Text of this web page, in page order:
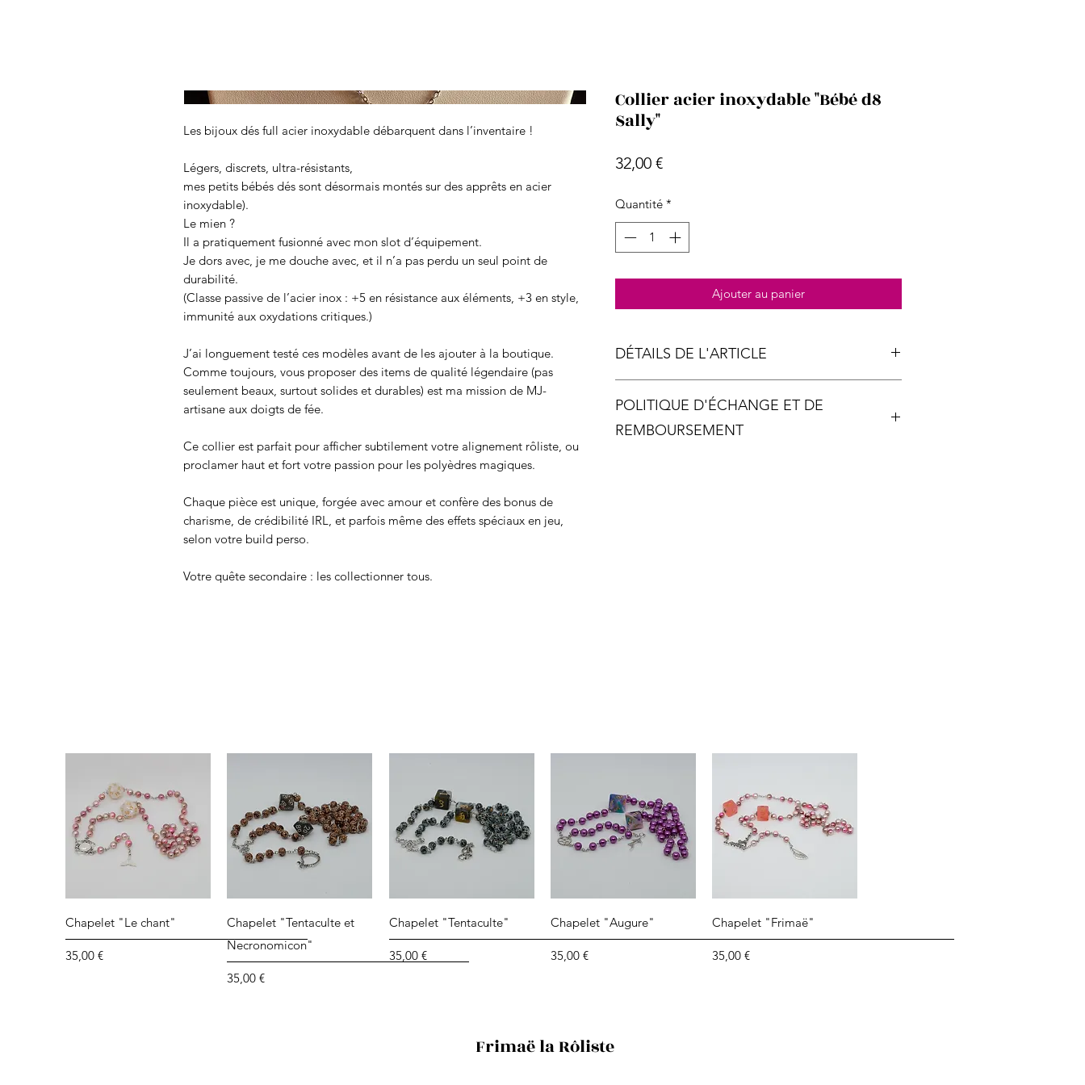
Les bijoux dés full acier inoxydable débarquent dans l’inventaire !
Légers, discrets, ultra-résistants,
mes petits bébés dés sont désormais montés sur des apprêts en acier
inoxydable).
Le mien ?
Il a pratiquement fusionné avec mon slot d’équipement.
Je dors avec, je me douche avec, et il n’a pas perdu un seul point de
durabilité.
(Classe passive de l’acier inox : +5 en résistance aux éléments, +3 en style,
immunité aux oxydations critiques.)
J’ai longuement testé ces modèles avant de les ajouter à la boutique.
Comme toujours, vous proposer des items de qualité légendaire (pas
seulement beaux, surtout solides et durables) est ma mission de MJ-
artisane aux doigts de fée.
Ce collier est parfait pour afficher subtilement votre alignement rôliste, ou
proclamer haut et fort votre passion pour les polyèdres magiques.
Chaque pièce est unique, forgée avec amour et confère des bonus de
charisme, de crédibilité IRL, et parfois même des effets spéciaux en jeu,
selon votre build perso.
Votre quête secondaire : les collectionner tous.
Collier acier inoxydable "Bébé d8
Sally"
32,00 €Prix
Quantité *
Ajouter au panier
DÉTAILS DE L'ARTICLE
Longueur du haut au bas de la fantaisie : 1cm
POLITIQUE D'ÉCHANGE ET DE
REMBOURSEMENT
Aperçu rapide
Chapelet "Le chant"
Prix
35,00 €
Aperçu rapide
Chapelet "Tentaculte et
Necronomicon"
Prix
35,00 €
Aperçu rapide
Chapelet "Tentaculte"
Prix
35,00 €
Aperçu rapide
Chapelet "Augure"
Prix
35,00 €
Aperçu rapide
Chapelet "Frimaë"
Prix
35,00 €
Frimaë la Rôliste